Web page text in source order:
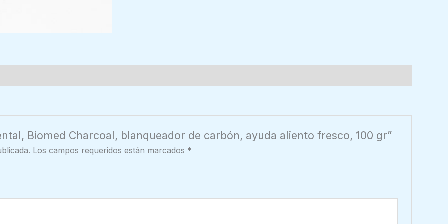
Biomed Charcoal, blanqueador de carbón, ayuda aliento fresco, 100 gr”
Los campos requeridos están marcados *